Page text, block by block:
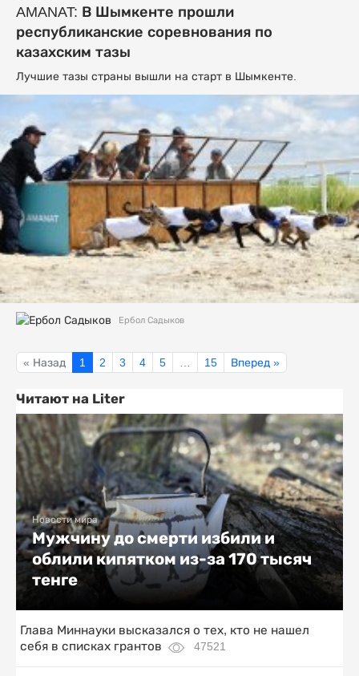
AMANAT: В Шымкенте прошли
республиканские соревнования по
казахским тазы
Лучшие тазы страны вышли на старт в Шымкенте.
Ербол Садыков
« Назад 1 2 3 4 5 15 Вперед »
Читают на Liter
Новости мира
Мужчину до смерти избили и
облили кипятком из-за 170 тысяч
тенге
Глава Миннауки высказался о тех, кто не нашел
себя в списках грантов
47521